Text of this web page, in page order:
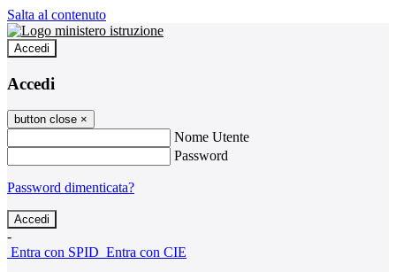
Salta al contenuto
Accedi
Accedi
button close ×
Nome Utente
Password
Password dimenticata?
-
Entra con SPID Entra con CIE